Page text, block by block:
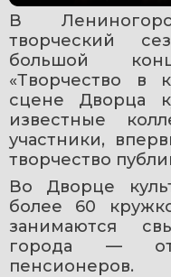
В
творческий
большой
«Творчество в
сцене Дворца
известные
участники,
творчество
Во Дворце
более 60
занимаются
города —
пенсионеров.